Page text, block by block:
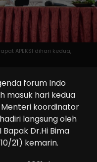
APEKSI dihari kedua,
forum Indo
masuk hari kedua
koordinator
langsung oleh
Bapak Dr.Hi Bima
21) kemarin.